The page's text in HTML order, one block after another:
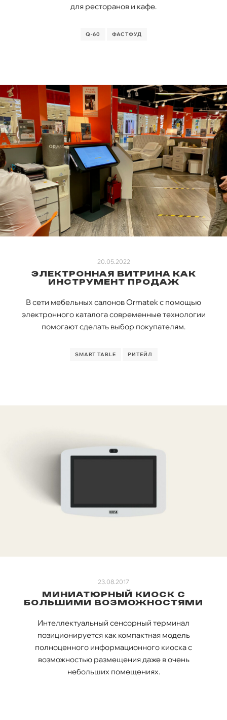
для ресторанов и кафе.
Q-60 ФАСТФУД
20.05.2022
ЭЛЕКТРОННАЯ ВИТРИНА КАК
ИНСТРУМЕНТ ПРОДАЖ
В сети мебельных салонов Ormatek с помощью
электронного каталога современные технологии
помогают сделать выбор покупателям.
SMART TABLE РИТЕЙЛ
23.08.2017
МИНИАТЮРНЫЙ КИОСК С
БОЛЬШИМИ ВОЗМОЖНОСТЯМИ
Интеллектуальный сенсорный терминал
позиционируется как компактная модель
полноценного информационного киоска с
возможностью размещения даже в очень
небольших помещениях.